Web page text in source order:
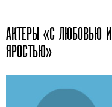
АКТЕРЫ «С ЛЮБОВЬЮ И
ЯРОСТЬЮ»